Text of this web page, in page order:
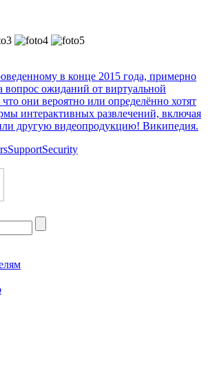
в конце 2015 года, примерно
ожиданий от виртуальной
что они вероятно или определённо хотят
интерактивных развлечений, включая
другую видеопродукцию! Википедия.
SupportSecurity